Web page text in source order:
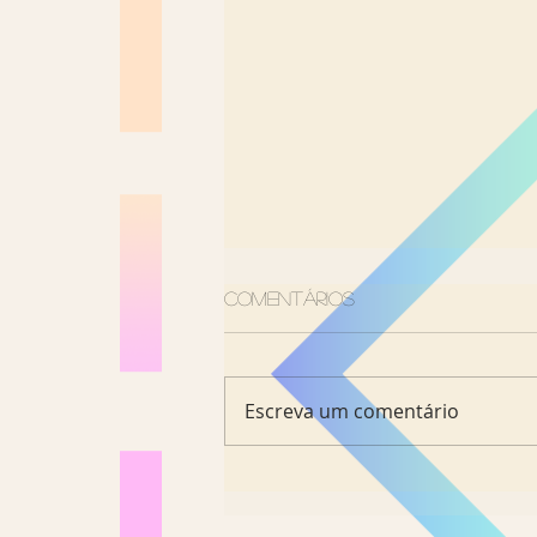
Museu do Douro: a visita
imperdível para entender
a história do vinho
Comentários
Escreva um comentário